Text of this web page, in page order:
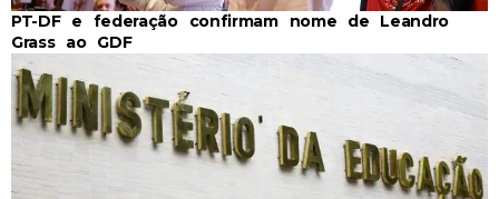
PT-DF e federação confirmam nome de Leandro
Grass ao GDF